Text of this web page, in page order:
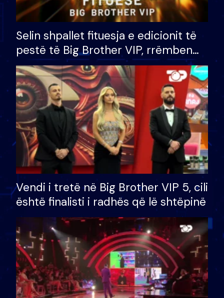
Selin shpallet fituesja e edicionit të
pestë të Big Brother VIP, rrëmben
çmimin e madh prej 100 mijë eurosh
Vendi i tretë në Big Brother VIP 5, cili
është finalisti i radhës që lë shtëpinë